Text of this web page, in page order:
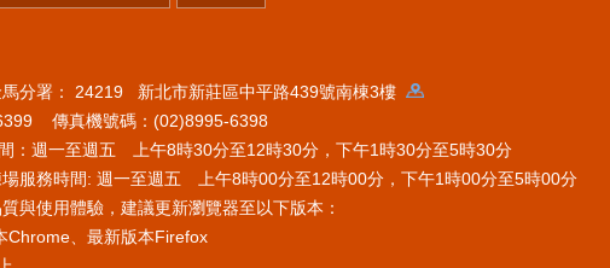
分署： 24219 新北市新莊區中平路439號南棟3樓
傳真機號碼：(02)8995-6398
：週一至週五 上午8時30分至12時30分，下午1時30分至5時30分
服務時間: 週一至週五 上午8時00分至12時00分，下午1時00分至5時00分
與使用體驗，建議更新瀏覽器至以下版本：
Chrome、最新版本Firefox